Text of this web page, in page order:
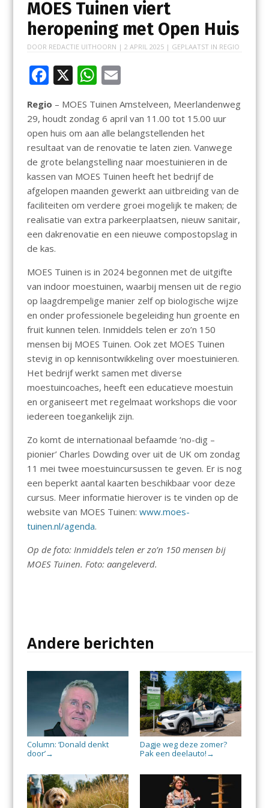
MOES Tuinen viert
heropening met Open Huis
DOOR REDACTIE UITHOORN | 2 APRIL 2025| GEPLAATST IN REGIO
F
e
b
o
o
k
X W
at
s
A
p
p
E
ai
l
Regio – MOES Tuinen Amstelveen, Meerlandenweg
29, houdt zondag 6 april van 11.00 tot 15.00 uur
open huis om aan alle belangstellenden het
resultaat van de renovatie te laten zien. Vanwege
de grote belangstelling naar moestuinieren in de
kassen van MOES Tuinen heeft het bedrijf de
afgelopen maanden gewerkt aan uitbreiding van de
faciliteiten om verdere groei mogelijk te maken; de
realisatie van extra parkeerplaatsen, nieuw sanitair,
een dakrenovatie en een nieuwe compostopslag in
de kas.
MOES Tuinen is in 2024 begonnen met de uitgifte
van indoor moestuinen, waarbij mensen uit de regio
op laagdrempelige manier zelf op biologische wijze
en onder professionele begeleiding hun groente en
fruit kunnen telen. Inmiddels telen er zo’n 150
mensen bij MOES Tuinen. Ook zet MOES Tuinen
stevig in op kennisontwikkeling over moestuinieren.
Het bedrijf werkt samen met diverse
moestuincoaches, heeft een educatieve moestuin
en organiseert met regelmaat workshops die voor
iedereen toegankelijk zijn.
Zo komt de internationaal befaamde ‘no-dig –
pionier’ Charles Dowding over uit de UK om zondag
11 mei twee moestuincursussen te geven. Er is nog
een beperkt aantal kaarten beschikbaar voor deze
cursus. Meer informatie hierover is te vinden op de
website van MOES Tuinen: www.moes-
tuinen.nl/agenda.
Op de foto: Inmiddels telen er zo’n 150 mensen bij
MOES Tuinen. Foto: aangeleverd.
Andere berichten
Column: ‘Donald denkt
door’→
Dagje weg deze zomer?
Pak een deelauto! →